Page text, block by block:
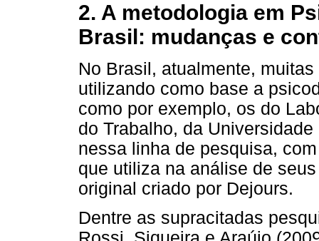
2. A metodologia em
Brasil: mudanças e
No Brasil, atualmente,
utilizando como base a
como por exemplo, os do
do Trabalho, da
nessa linha de pesquisa,
que utiliza na análise de
original criado por Dejours.
Dentre as supracitadas